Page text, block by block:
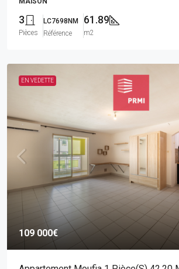
3
Pièces
LC7698NM
Référence
61.89
m2
EN VEDETTE
109 000€